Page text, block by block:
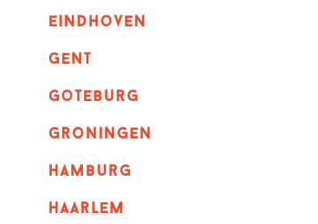
eindhoven
GENT
goteburg
groningen
hamburg
haarlem